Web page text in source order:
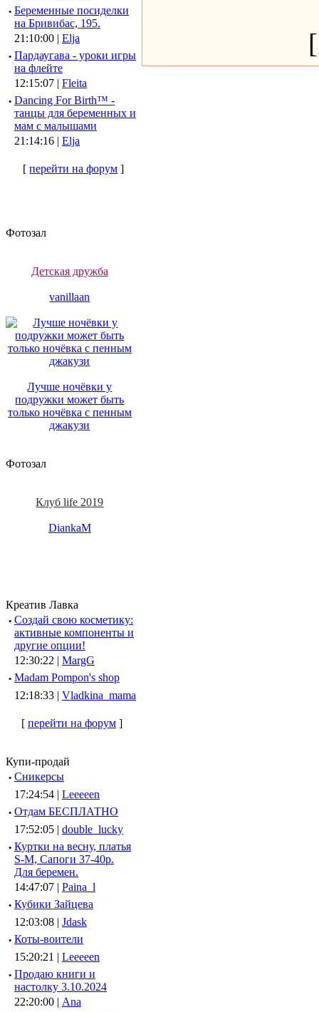
· Беременные посиделки
на Бривибас, 195.
21:10:00 | Elja
· Пардаугава - уроки игры
на флейте
12:15:07 | Fleita
· Dancing For Birth™ -
танцы для беременных и
мам с малышами
21:14:16 | Elja
[перейти на форум ]
Фотозал
Детская дружба
vanillaan
Лучше ночёвки у
подружки может быть
только ночёвка с пенным
джакузи
Фотозал
Клуб life 2019
DiankaM
Креатив Лавка
· Создай свою косметику:
активные компоненты и
другие опции!
12:30:22 | MargG
· Madam Pompon's shop
12:18:33 | Vladkina_mama
[ перейти на форум ]
Купи-продай
· Сникерсы
17:24:54 | Leeeeen
· Отдам БЕСПЛАТНО
17:52:05 | double_lucky
· Куртки на весну, платья
S-M, Сапоги 37-40р.
Для беремен.
14:47:07 | Paina_l
· Кубики Зайцева
12:03:08 | Jdask
· Коты-воители
15:20:21 | Leeeeen
· Продаю книги и
настолку 3.10.2024
22:20:00 | Ana